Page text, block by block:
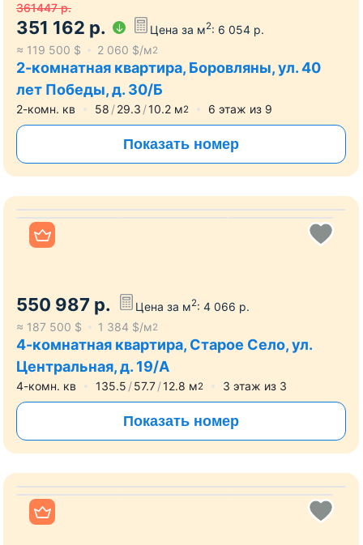
361447 р.
351 162 р. Цена за м2: 6 054 р.
≈ 119 500 $ 2 060 $/м2
2-комнатная квартира, Боровляны, ул. 40
лет Победы, д. 30/Б
2-комн. кв 58 29.3 10.2 м2 6 этаж из 9
Показать номер
Все фото
550 987 р. Цена за м2: 4 066 р.
≈ 187 500 $ 1 384 $/м2
4-комнатная квартира, Старое Село, ул.
Центральная, д. 19/А
4-комн. кв 135.5 57.7 12.8 м2 3 этаж из 3
Показать номер
Все фото